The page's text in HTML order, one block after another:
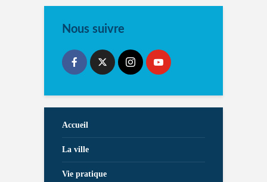
Nous suivre
Accueil
La ville
Vie pratique